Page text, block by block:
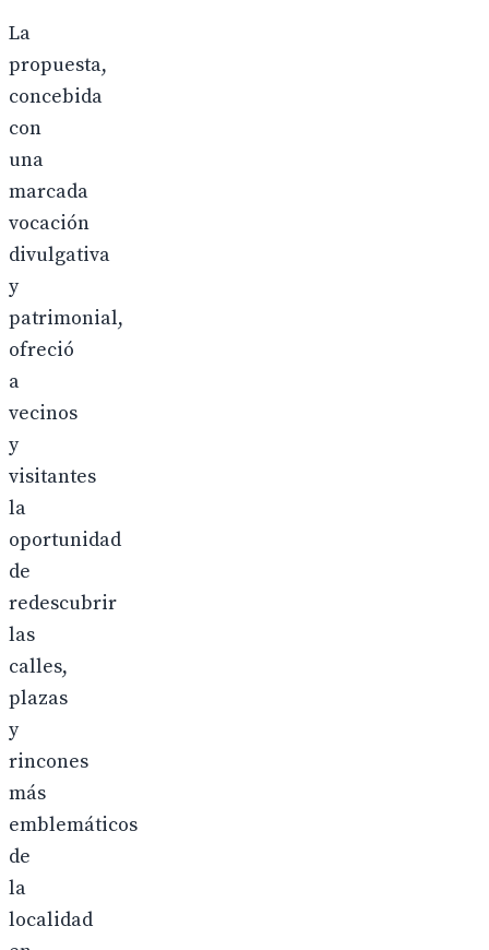
La
propuesta,
concebida
con
una
marcada
vocación
divulgativa
y
patrimonial,
ofreció
a
vecinos
y
visitantes
la
oportunidad
de
redescubrir
las
calles,
plazas
y
rincones
más
emblemáticos
de
la
localidad